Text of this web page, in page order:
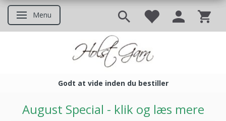
Skifte navigation
Menu
Godt at vide inden du bestiller
August Special - klik og læs mere